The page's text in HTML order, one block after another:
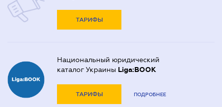
ТАРИФЫ
Национальный юридический
каталог Украины Liga:BOOK
ТАРИФЫ ПОДРОБНЕЕ